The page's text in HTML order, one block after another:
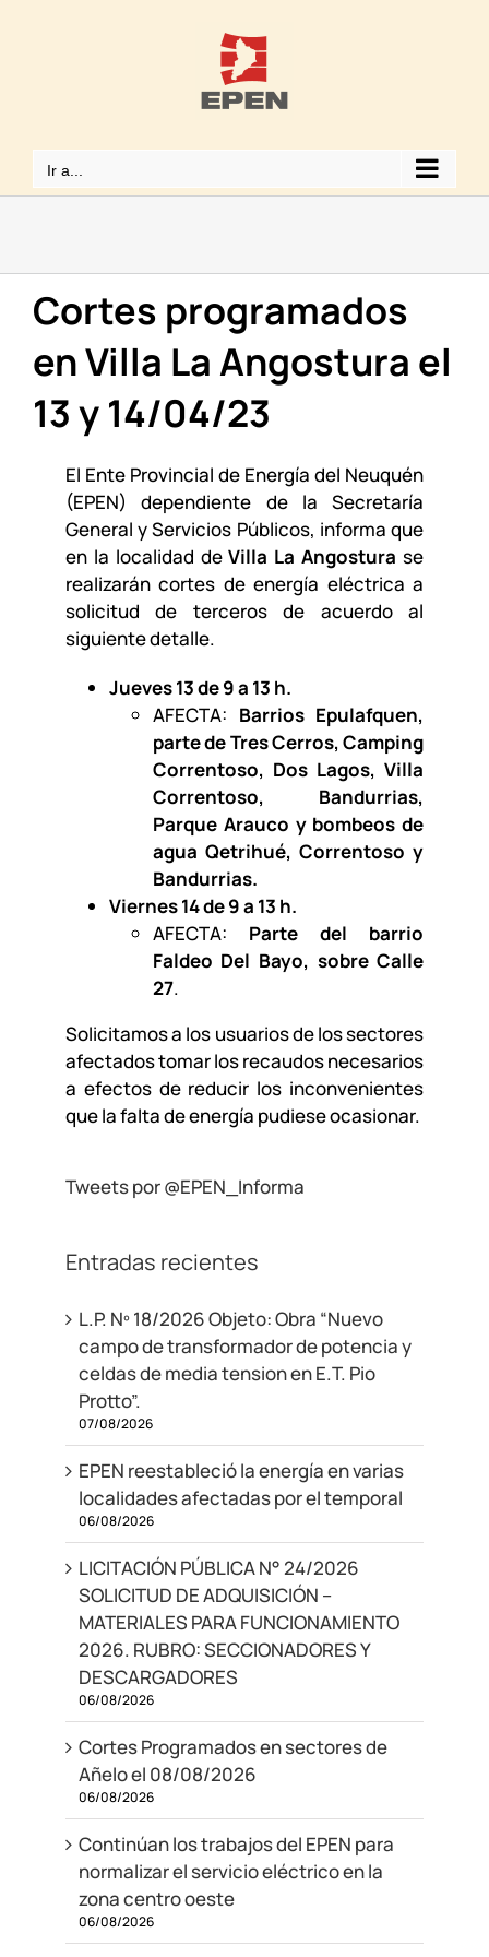
Ir a...
Cortes programados
en Villa La Angostura el
13 y 14/04/23
El Ente Provincial de Energía del Neuquén
(EPEN) dependiente de la Secretaría
General y Servicios Públicos, informa que
en la localidad deVilla La Angostura se
realizarán cortes de energía eléctrica a
solicitud de terceros de acuerdo al
siguiente detalle.
Jueves 13 de 9 a 13 h.
AFECTA: Barrios Epulafquen,
parte de Tres Cerros, Camping
Correntoso, Dos Lagos, Villa
Correntoso, Bandurrias,
Parque Arauco y bombeos de
agua Qetrihué, Correntoso y
Bandurrias.
Viernes 14 de 9 a 13 h.
AFECTA: Parte del barrio
Faldeo Del Bayo, sobre Calle
27.
Solicitamos a los usuarios de los sectores
afectados tomar los recaudos necesarios
a efectos de reducir los inconvenientes
que la falta de energía pudiese ocasionar.
Tweets por @EPEN_Informa
Entradas recientes
L.P. Nº 18/2026 Objeto: Obra “Nuevo
campo de transformador de potencia y
celdas de media tension en E.T. Pio
Protto”.
07/08/2026
EPEN reestableció la energía en varias
localidades afectadas por el temporal
06/08/2026
LICITACIÓN PÚBLICA N° 24/2026
SOLICITUD DE ADQUISICIÓN –
MATERIALES PARA FUNCIONAMIENTO
2026. RUBRO: SECCIONADORES Y
DESCARGADORES
06/08/2026
Cortes Programados en sectores de
Añelo el 08/08/2026
06/08/2026
Continúan los trabajos del EPEN para
normalizar el servicio eléctrico en la
zona centro oeste
06/08/2026